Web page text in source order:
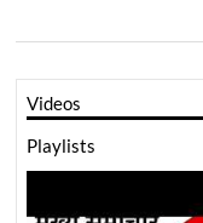
Videos
Playlists